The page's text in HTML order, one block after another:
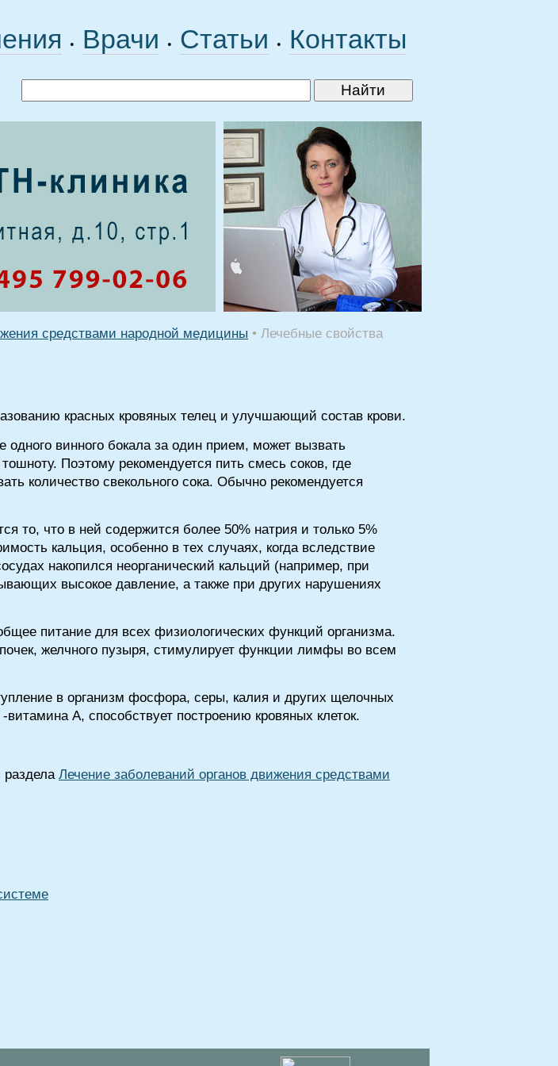
• Врачи • Статьи • Контакты
средствами народной медицины • Лечебные свойства
красных кровяных телец и улучшающий состав крови.
винного бокала за один прием, может вызвать
Поэтому рекомендуется пить смесь соков, где
количество свекольного сока. Обычно рекомендуется
то, что в ней содержится более 50% натрия и только 5%
кальция, особенно в тех случаях, когда вследствие
накопился неорганический кальций (например, при
высокое давление, а также при других нарушениях
питание для всех физиологических функций организма.
желчного пузыря, стимулирует функции лимфы во всем
в организм фосфора, серы, калия и других щелочных
А, способствует построению кровяных клеток.
раздела Лечение заболеваний органов движения средствами